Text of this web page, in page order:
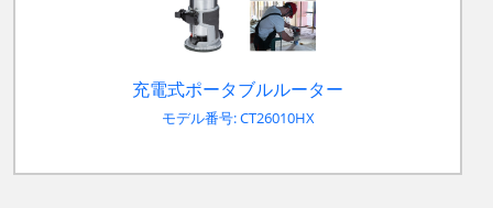
充電式ポータブルルーター
モデル番号: CT26010HX